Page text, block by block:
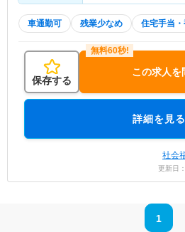
車通勤可 残業少なめ 住宅手当
保存する
この求人を
詳細を見る
社会
更新日
1